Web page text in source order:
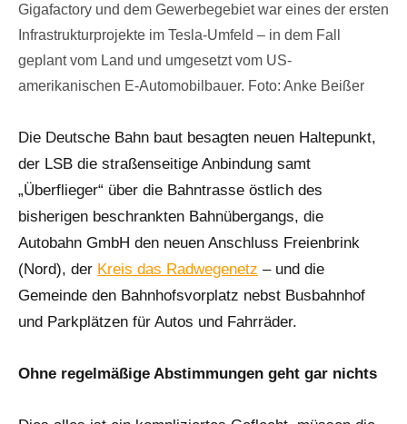
Gigafactory und dem Gewerbegebiet war eines der ersten
Infrastrukturprojekte im Tesla-Umfeld – in dem Fall
geplant vom Land und umgesetzt vom US-
amerikanischen E-Automobilbauer. Foto: Anke Beißer
Die Deutsche Bahn baut besagten neuen Haltepunkt,
der LSB die straßenseitige Anbindung samt
„Überflieger“ über die Bahntrasse östlich des
bisherigen beschrankten Bahnübergangs, die
Autobahn GmbH den neuen Anschluss Freienbrink
(Nord), der Kreis das Radwegenetz – und die
Gemeinde den Bahnhofsvorplatz nebst Busbahnhof
und Parkplätzen für Autos und Fahrräder.
Ohne regelmäßige Abstimmungen geht gar nichts